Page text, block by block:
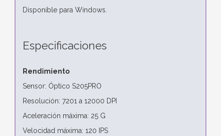
Disponible para Windows.
Especificaciones
Rendimiento
Sensor: Óptico S205PRO
Resolución: 7201 a 12000 DPI
Aceleración máxima: 25 G
Velocidad máxima: 120 IPS